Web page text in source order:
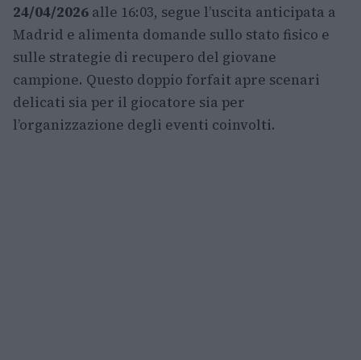
24/04/2026 alle 16:03, segue l’uscita anticipata a
Madrid e alimenta domande sullo stato fisico e
sulle strategie di recupero del giovane
campione. Questo doppio forfait apre scenari
delicati sia per il giocatore sia per
l’organizzazione degli eventi coinvolti.